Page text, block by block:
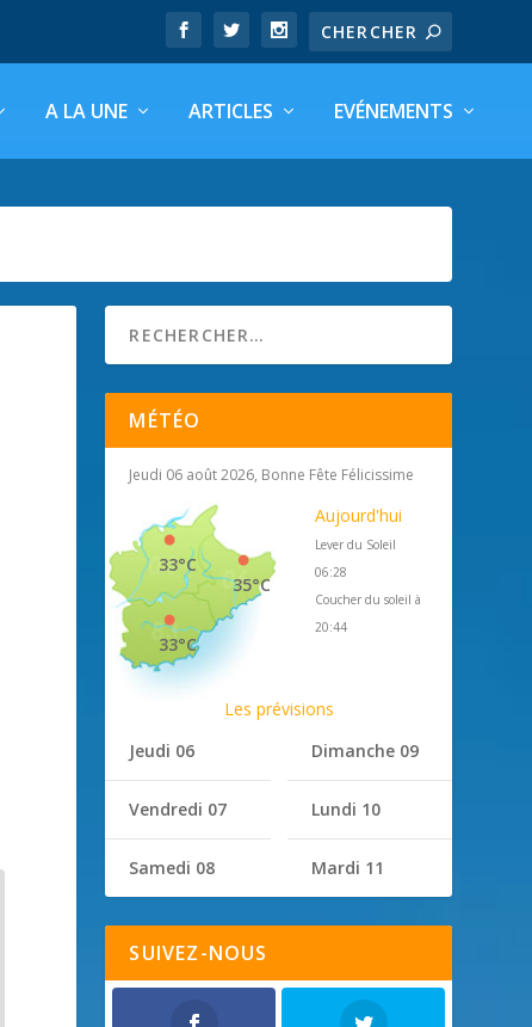
A LA UNE ARTICLES EVÉNEMENTS
MÉTÉO
Jeudi 06 août 2026, Bonne Fête Félicissime
35°C
33°C
33°C
Aujourd'hui
Lever du Soleil
06:28
Coucher du soleil à
20:44
Les prévisions
Jeudi 06
Vendredi 07
Samedi 08
Dimanche 09
Lundi 10
Mardi 11
SUIVEZ-NOUS